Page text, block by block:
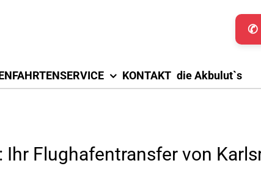
✆
KONTAKT die Akbulut`s
Flughafentransfer von